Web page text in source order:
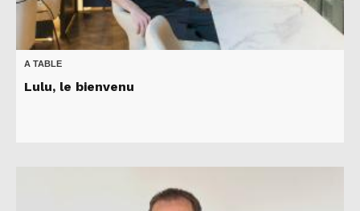
A TABLE
Lulu, le bienvenu